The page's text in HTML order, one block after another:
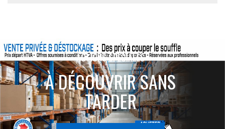
ACTIONS SPÉCIALES
À DÉCOUVRIR SANS
TARDER